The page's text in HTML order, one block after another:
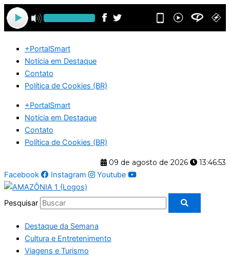
Ir
para
o
+PortalSmart
Notícia em Destaque
Contato
Política de Cookies (BR)
+PortalSmart
Notícia em Destaque
Contato
Política de Cookies (BR)
09 de agosto de 2026
13:46:54
Facebook
Instagram Youtube
Pesquisar
Destaque da Semana
Cultura e Entretenimento
Viagens e Turismo